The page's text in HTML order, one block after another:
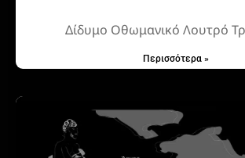
Δίδυμο Οθωμανικό Λουτρό
Περισσότερα »